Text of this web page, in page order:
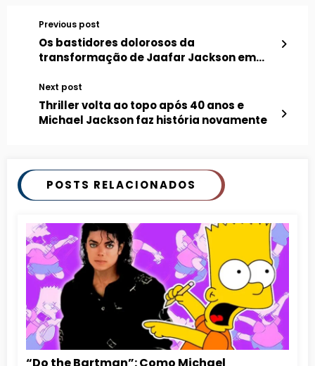
Previous post
Os bastidores dolorosos da
transformação de Jaafar Jackson em
Next post
Thriller volta ao topo após 40 anos e
Michael Jackson faz história novamente
POSTS RELACIONADOS